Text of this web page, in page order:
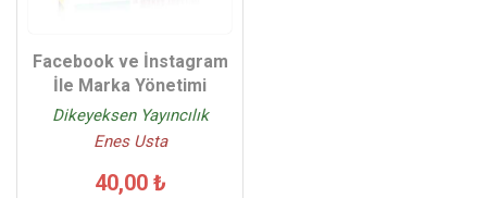
Facebook ve İnstagram
İle Marka Yönetimi
Dikeyeksen Yayıncılık
Enes Usta
40,00 ₺